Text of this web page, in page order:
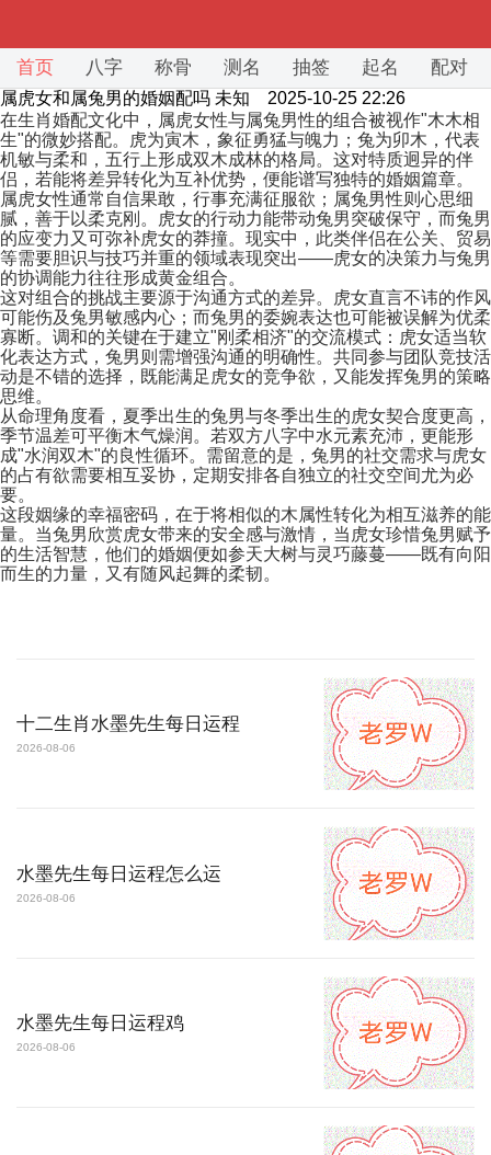
首页 八字 称骨 测名 抽签 起名 配对
属虎女和属兔男的婚姻配吗 未知 2025-10-25 22:26
在生肖婚配文化中，属虎女性与属兔男性的组合被视作"木木相
生"的微妙搭配。虎为寅木，象征勇猛与魄力；兔为卯木，代表
机敏与柔和，五行上形成双木成林的格局。这对特质迥异的伴
侣，若能将差异转化为互补优势，便能谱写独特的婚姻篇章。
属虎女性通常自信果敢，行事充满征服欲；属兔男性则心思细
腻，善于以柔克刚。虎女的行动力能带动兔男突破保守，而兔男
的应变力又可弥补虎女的莽撞。现实中，此类伴侣在公关、贸易
等需要胆识与技巧并重的领域表现突出——虎女的决策力与兔男
的协调能力往往形成黄金组合。
这对组合的挑战主要源于沟通方式的差异。虎女直言不讳的作风
可能伤及兔男敏感内心；而兔男的委婉表达也可能被误解为优柔
寡断。调和的关键在于建立"刚柔相济"的交流模式：虎女适当软
化表达方式，兔男则需增强沟通的明确性。共同参与团队竞技活
动是不错的选择，既能满足虎女的竞争欲，又能发挥兔男的策略
思维。
从命理角度看，夏季出生的兔男与冬季出生的虎女契合度更高，
季节温差可平衡木气燥润。若双方八字中水元素充沛，更能形
成"水润双木"的良性循环。需留意的是，兔男的社交需求与虎女
的占有欲需要相互妥协，定期安排各自独立的社交空间尤为必
要。
这段姻缘的幸福密码，在于将相似的木属性转化为相互滋养的能
量。当兔男欣赏虎女带来的安全感与激情，当虎女珍惜兔男赋予
的生活智慧，他们的婚姻便如参天大树与灵巧藤蔓——既有向阳
而生的力量，又有随风起舞的柔韧。
十二生肖水墨先生每日运程
2026-08-06
水墨先生每日运程怎么运
2026-08-06
水墨先生每日运程鸡
2026-08-06